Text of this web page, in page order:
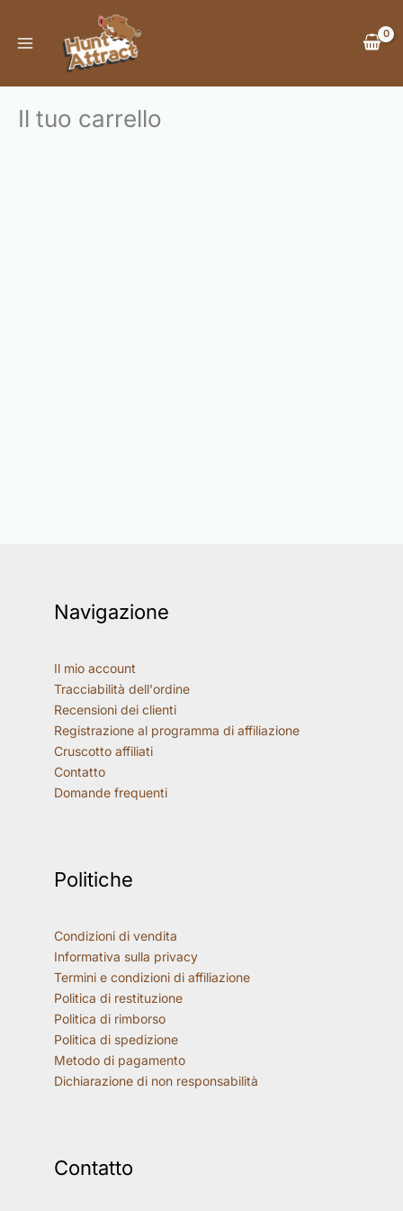
content
Il tuo carrello
Navigazione
Il mio account
Tracciabilità dell'ordine
Recensioni dei clienti
Registrazione al programma di affiliazione
Cruscotto affiliati
Contatto
Domande frequenti
Politiche
Condizioni di vendita
Informativa sulla privacy
Termini e condizioni di affiliazione
Politica di restituzione
Politica di rimborso
Politica di spedizione
Metodo di pagamento
Dichiarazione di non responsabilità
Contatto